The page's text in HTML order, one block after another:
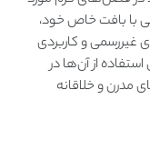
با بافت خاص خود،
غیررسمی و کاربردی
از آن‌ها در
مدرن و خلاقانه